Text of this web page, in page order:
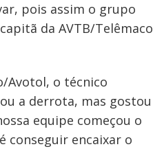
pois assim o grupo
da AVTB/Telêmaco
Avotol, o técnico
a derrota, mas gostou
equipe começou o
conseguir encaixar o